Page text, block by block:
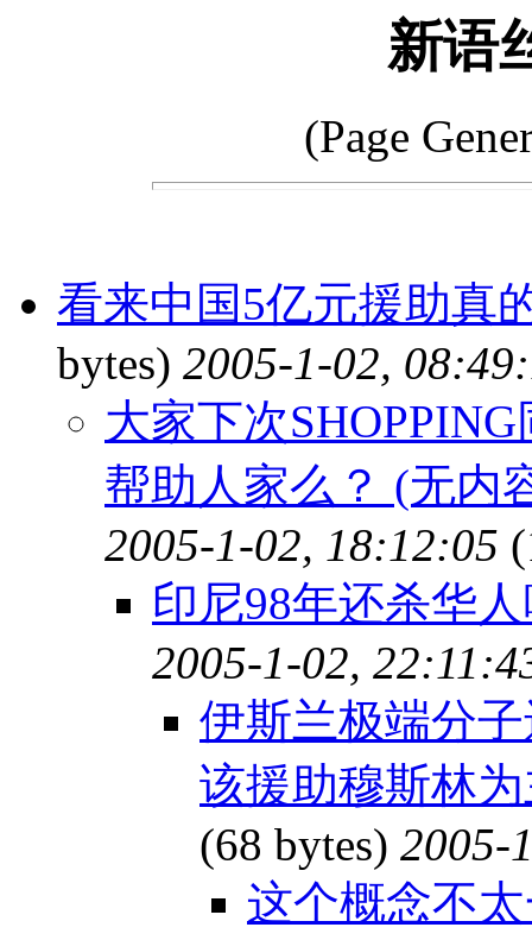
新语
(Page
看来中国5亿元援助真
bytes) 2005-1-02,
大家下次
帮助人家么？ (无内
2005-1-02, 18:12:05
印尼98年还杀华
2005-1-02,
伊斯兰极端分
该援助穆斯林
(68 bytes) 2005-
这个概念不